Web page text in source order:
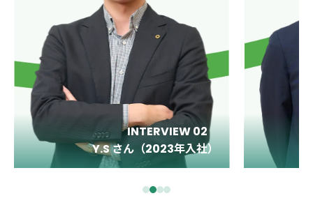
INTERVIEW 03
Y.T さん（2017年入社）